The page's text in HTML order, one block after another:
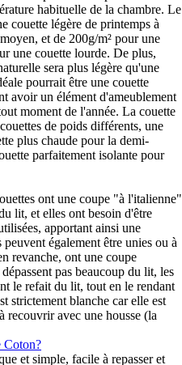
habituelle de la chambre. Le
couette légère de printemps à
et de 200g/m² pour une
une couette lourde. De plus,
sera plus légère qu'une
pourrait être une couette
avoir un élément d'ameublement
moment de l'année. La couette
de poids différents, une
plus chaude pour la demi-
parfaitement isolante pour
ont une coupe "à l'italienne"
lit, et elles ont besoin d'être
apportant ainsi une
également être unies ou à
revanche, ont une coupe
pas beaucoup du lit, les
le refait du lit, tout en le rendant
strictement blanche car elle est
recouvrir avec une housse (la
Coton?
et simple, facile à repasser et